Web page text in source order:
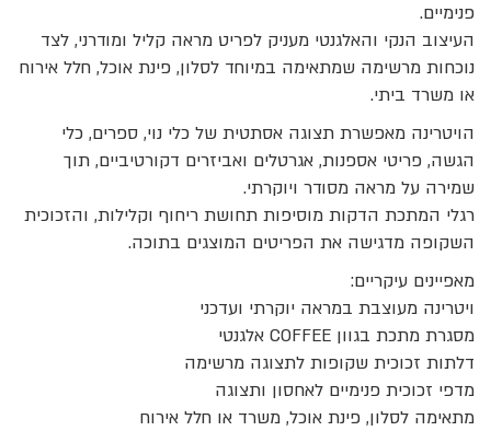
פנימיים.
העיצוב הנקי והאלגנטי מעניק לפריט מראה קליל ומודרני, לצד
נוכחות מרשימה שמתאימה במיוחד לסלון, פינת אוכל, חלל אירוח
או משרד ביתי.
הויטרינה מאפשרת תצוגה אסתטית של כלי נוי, ספרים, כלי
הגשה, פריטי אספנות, אגרטלים ואביזרים דקורטיביים, תוך
שמירה על מראה מסודר ויוקרתי.
רגלי המתכת הדקות מוסיפות תחושת ריחוף וקלילות, והזכוכית
השקופה מדגישה את הפריטים המוצגים בתוכה.
מאפיינים עיקריים:
ויטרינה מעוצבת במראה יוקרתי ועדכני
מסגרת מתכת בגוון COFFEE אלגנטי
דלתות זכוכית שקופות לתצוגה מרשימה
מדפי זכוכית פנימיים לאחסון ותצוגה
מתאימה לסלון, פינת אוכל, משרד או חלל אירוח